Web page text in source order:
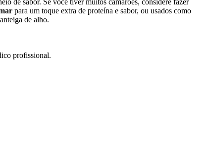
de sabor. Se você tiver muitos camarões, considere fazer
para um toque extra de proteína e sabor, ou usados como
de alho.
profissional.